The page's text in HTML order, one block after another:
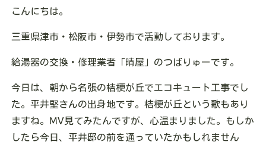
こんにちは。
三重県津市・松阪市・伊勢市で活動しております。
給湯器の交換・修理業者「晴屋」のつばりゅーです。
今日は、朝から名張の桔梗が丘でエコキュート工事でし
た。平井堅さんの出身地です。桔梗が丘という歌もあり
ますね。MV見てみたんですが、心温まりました。もしか
したら今日、平井邸の前を通っていたかもしれません